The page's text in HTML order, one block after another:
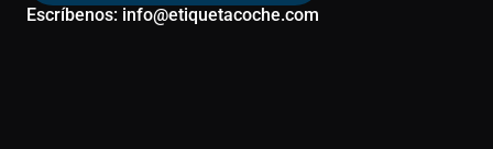
Escríbenos: info@etiquetacoche.com